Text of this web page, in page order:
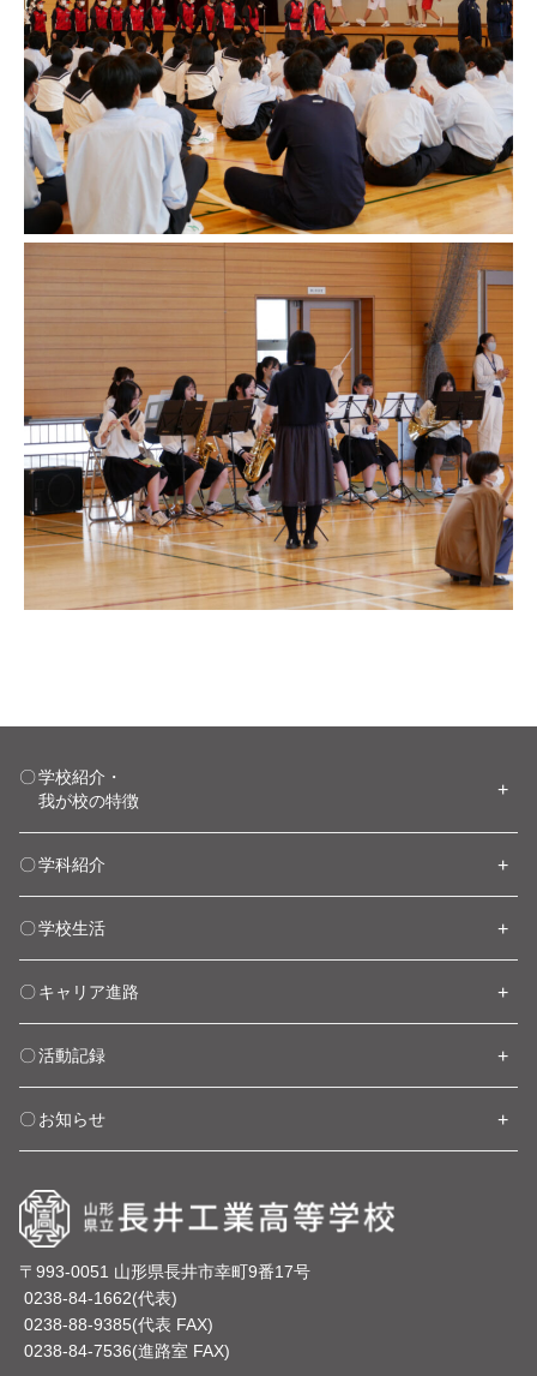
学校紹介・
我が校の特徴
学科紹介
学校生活
キャリア進路
活動記録
お知らせ
〒993-0051 山形県長井市幸町9番17号
0238-84-1662(代表)
0238-88-9385(代表 FAX)
0238-84-7536(進路室 FAX)